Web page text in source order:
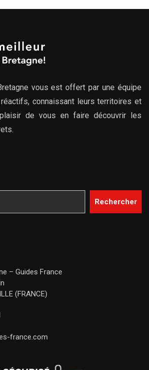
vous est offert par une équipe
connaissant leurs territoires et
de vous en faire découvrir les
Rechercher
– Guides France
(FRANCE)
france.com